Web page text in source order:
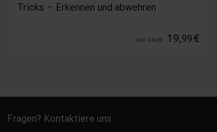
Tricks – Erkennen und abwehren
inkl. MwSt. 19,99€
Fragen? Kontaktiere uns